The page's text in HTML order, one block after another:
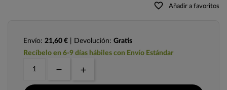
favorite_border Añadir a favoritos
Envío: 21,60 € | Devolución: Gratis
Recíbelo en 6-9 días hábiles con Envío Estándar